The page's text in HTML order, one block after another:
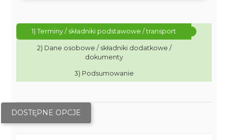
1) Terminy / składniki podstawowe / transport
2) Dane osobowe / składniki dodatkowe /
dokumenty
3) Podsumowanie
DOSTĘPNE OPCJE